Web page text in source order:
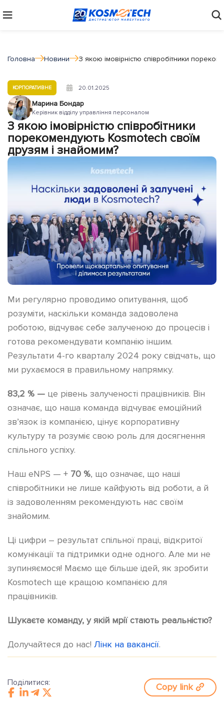
Головна Новини З якою імовірністю співробітники
КОРПОРАТИВНЕ 20.01.2025
Марина Бондар
Керівник відділу управління персоналом
З якою імовірністю співробітники
порекомендують Kosmotech своїм
друзям і знайомим?
Ми регулярно проводимо опитування, щоб
розуміти, наскільки команда задоволена
роботою, відчуває себе залученою до процесів і
готова рекомендувати компанію іншим.
Результати 4-го кварталу 2024 року свідчать, що
ми рухаємося в правильному напрямку.
83,2 % — це рівень залученості працівників. Він
означає, що наша команда відчуває емоційний
зв’язок із компанією, цінує корпоративну
культуру та розуміє свою роль для досягнення
спільного успіху.
Наш eNPS — + 70 %, що означає, що наші
співробітники не лише кайфують від роботи, а й
із задоволенням рекомендують нас своїм
знайомим.
Ці цифри – результат спільної праці, відкритої
комунікації та підтримки одне одного. Але ми не
зупиняємося! Маємо ще більше ідей, як зробити
Kosmotech ще кращою компанією для
працівників.
Шукаєте команду, у якій мрії стають реальністю?
Долучайтеся до нас! Лінк на вакансії.
Поділитися: Copy link